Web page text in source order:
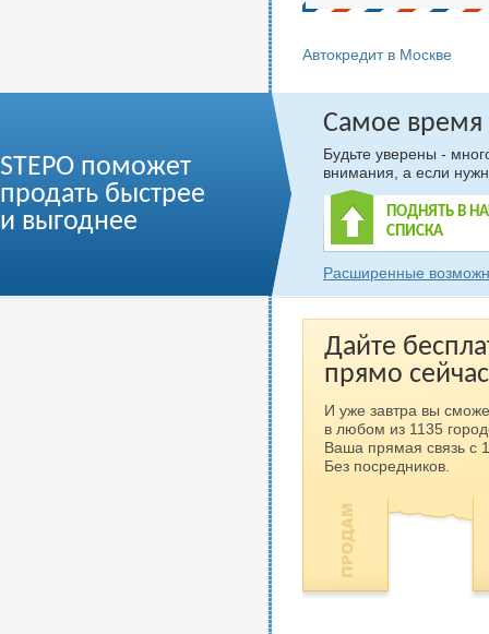
Автокредит в Москве
STEPO поможет
продать быстрее
и выгоднее
Самое время
Будьте уверены -
внимания, а если
ПОДНЯТЬ В
СПИСКА
Расширенные
Дайте
прямо
И уже завтра вы
в любом из 1135
Ваша прямая связь с
Без посредников.